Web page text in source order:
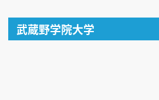
武蔵野学院大学